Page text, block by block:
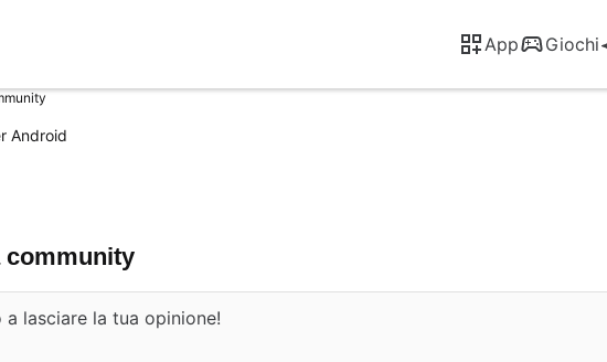
App Giochi
Android
community
lasciare la tua opinione!